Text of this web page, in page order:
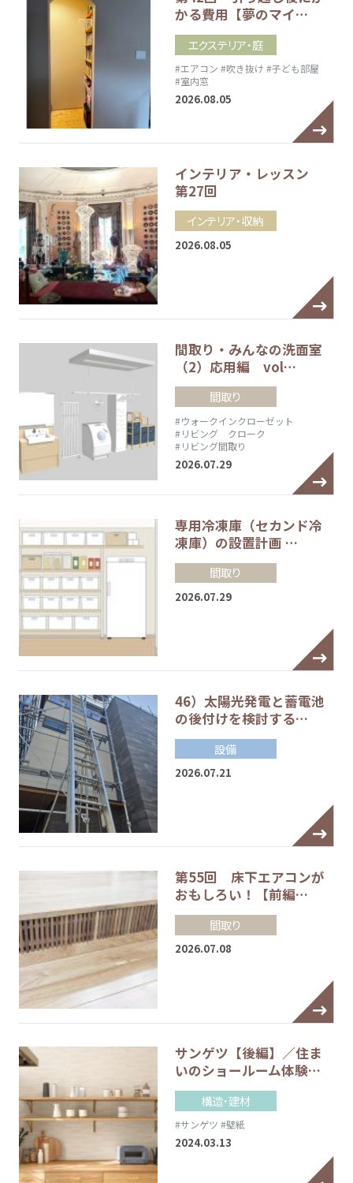
かる費用【夢のマイ…
エクステリア・庭
#エアコン #吹き抜け #子ども部屋
#室内窓
2026.08.05
インテリア・レッスン
第27回
インテリア・収納
2026.08.05
間取り・みんなの洗面室
（2）応用編 vol…
間取り
#ウォークインクローゼット
#リビング クローク
#リビング間取り
2026.07.29
専用冷凍庫（セカンド冷
凍庫）の設置計画 …
間取り
2026.07.29
46）太陽光発電と蓄電池
の後付けを検討する…
設備
2026.07.21
第55回 床下エアコンが
おもしろい！【前編…
間取り
2026.07.08
サンゲツ【後編】／住ま
いのショールーム体験…
構造・建材
#サンゲツ #壁紙
2024.03.13